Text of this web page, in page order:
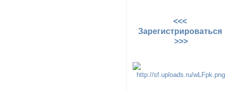
<<<
Зарегистрироваться
>>>